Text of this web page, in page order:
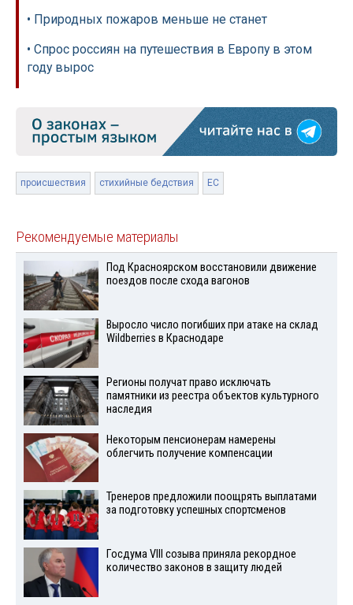
• Природных пожаров меньше не станет
• Спрос россиян на путешествия в Европу в этом
году вырос
происшествия стихийные бедствия ЕС
Рекомендуемые материалы
Под Красноярском восстановили движение
поездов после схода вагонов
Выросло число погибших при атаке на склад
Wildberries в Краснодаре
Регионы получат право исключать
памятники из реестра объектов культурного
наследия
Некоторым пенсионерам намерены
облегчить получение компенсации
Тренеров предложили поощрять выплатами
за подготовку успешных спортсменов
Госдума VIII созыва приняла рекордное
количество законов в защиту людей